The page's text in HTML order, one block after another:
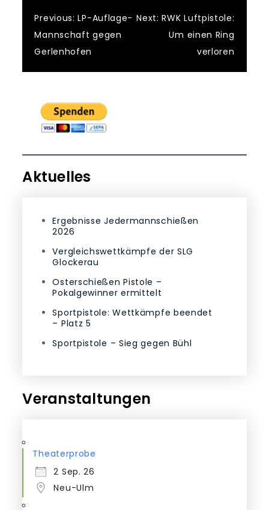
Previous: LP-Auflage-
Mannschaft gegen
Gerlenhofen
Next: RWK Luftpistole:
Um einen Ring
verloren
Aktuelles
Ergebnisse Jedermannschießen
2026
Vergleichswettkämpfe der SLG
Glockerau
Osterschießen Pistole –
Pokalgewinner ermittelt
Sportpistole: Wettkämpfe beendet
– Platz 5
Sportpistole – Sieg gegen Bühl
Veranstaltungen
Theaterprobe
2 Sep. 26
Neu-Ulm